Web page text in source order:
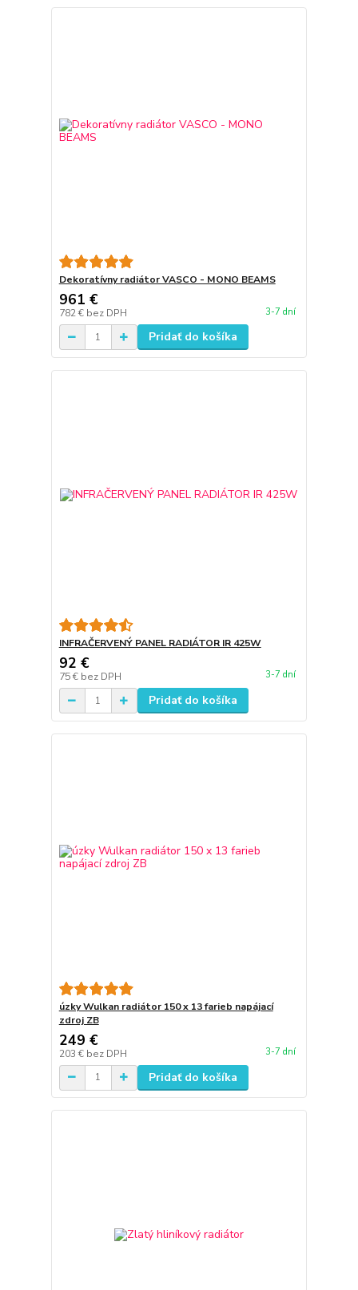
Dekoratívny radiátor VASCO - MONO BEAMS
961 €
782 € bez DPH 3-7 dní
Pridať do košíka
INFRAČERVENÝ PANEL RADIÁTOR IR 425W
92 €
75 € bez DPH 3-7 dní
Pridať do košíka
úzky Wulkan radiátor 150 x 13 farieb napájací
zdroj ZB
249 €
203 € bez DPH 3-7 dní
Pridať do košíka